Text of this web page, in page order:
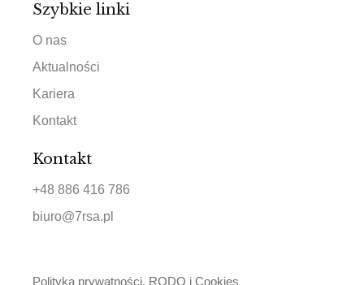
Szybkie linki
O nas
Aktualności
Kariera
Kontakt
Kontakt
+48 886 416 786
biuro@7rsa.pl
Polityka prywatności, RODO i Cookies